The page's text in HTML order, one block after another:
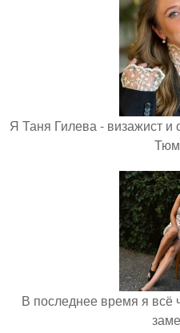
Я Таня Гилева - визажист и
В последнее время я всё